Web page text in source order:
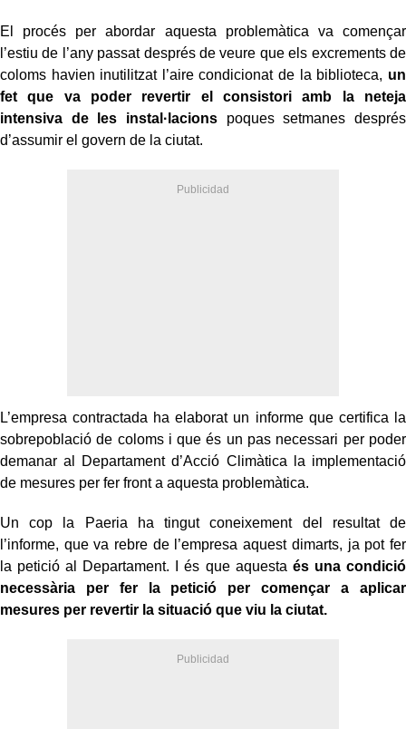
El procés per abordar aquesta problemàtica va començar
l’estiu de l’any passat després de veure que els excrements de
coloms havien inutilitzat l’aire condicionat de la biblioteca, un
fet que va poder revertir el consistori amb la neteja
intensiva de les instal·lacionspoques setmanes després
d’assumir el govern de la ciutat.
L’empresa contractada ha elaborat un informe que certifica la
sobrepoblació de coloms i que és un pas necessari per poder
demanar al Departament d’Acció Climàtica la implementació
de mesures per fer front a aquesta problemàtica.
Un cop la Paeria ha tingut coneixement del resultat de
l’informe, que va rebre de l’empresa aquest dimarts, ja pot fer
la petició al Departament. I és que aquesta és una condició
necessària per fer la petició per començar a aplicar
mesures per revertir la situació que viu la ciutat.